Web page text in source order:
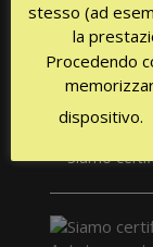
stesso (ad
la
Procedendo
dispositivo.